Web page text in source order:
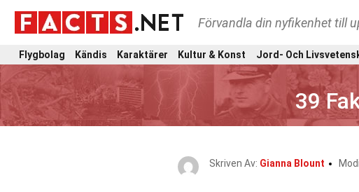
Förvandla din nyfikenhet till
Flygbolag Kändis Karaktärer Kultur & Konst Jord- Och
39
Skriven Av: Gianna Blount